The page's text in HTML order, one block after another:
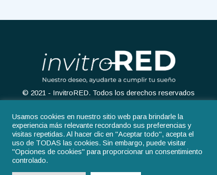
© 2021 - InvitroRED. Todos los derechos reservados
Aviso legal
Política de privacidad
Usamos cookies en nuestro sitio web para brindarle la
experiencia más relevante recordando sus preferencias y
visitas repetidas. Al hacer clic en "Aceptar todo", acepta el
uso de TODAS las cookies. Sin embargo, puede visitar
"Opciones de cookies" para proporcionar un consentimiento
controlado.